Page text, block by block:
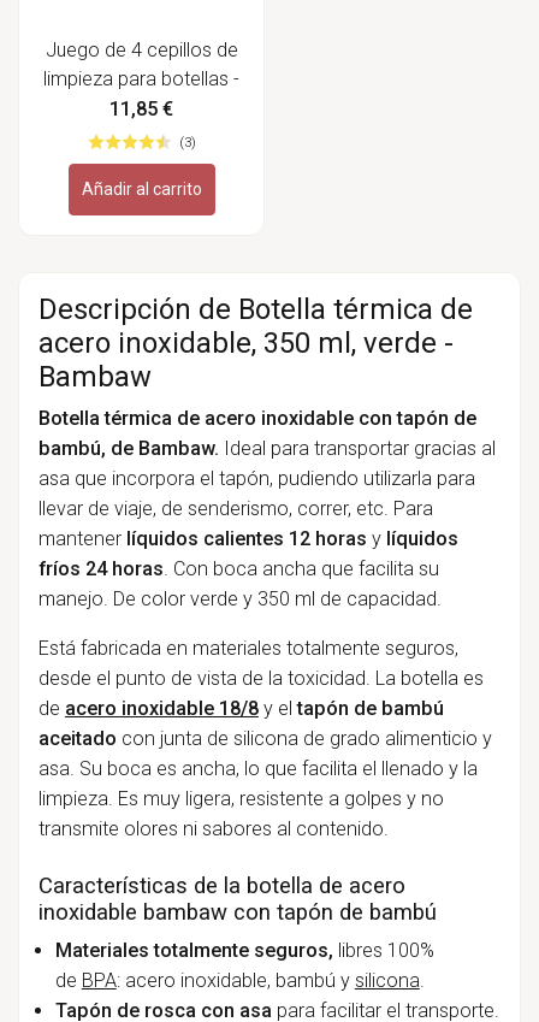
Juego de 4 cepillos de
limpieza para botellas -
Bambaw
11,85 €
(3)
Añadir al carrito
Descripción de Botella térmica de
acero inoxidable, 350 ml, verde -
Bambaw
Botella térmica de acero inoxidable con tapón de
bambú, de Bambaw. Ideal para transportar gracias al
asa que incorpora el tapón, pudiendo utilizarla para
llevar de viaje, de senderismo, correr, etc. Para
mantener líquidos calientes 12 horas y líquidos
fríos 24 horas. Con boca ancha que facilita su
manejo. De color verde y 350 ml de capacidad.
Está fabricada en materiales totalmente seguros,
desde el punto de vista de la toxicidad. La botella es
de acero inoxidable 18/8y eltapón de bambú
aceitado con junta de silicona de grado alimenticio y
asa. Su boca es ancha, lo que facilita el llenado y la
limpieza. Es muy ligera, resistente a golpes y no
transmite olores ni sabores al contenido.
Características de la botella de acero
inoxidable bambaw con tapón de bambú
Materiales totalmente seguros, libres 100%
de BPA: acero inoxidable, bambú y silicona.
Tapón de rosca con asa para facilitar el transporte.